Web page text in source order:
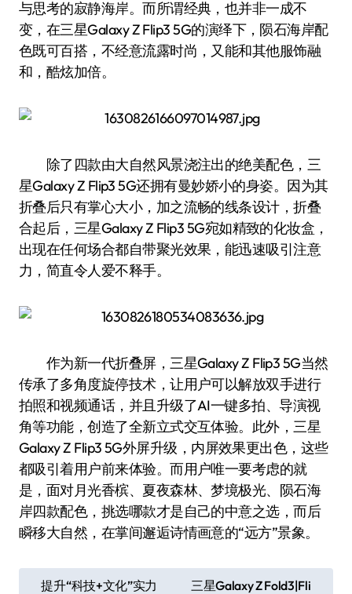
与思考的寂静海岸。而所谓经典，也并非一成不
变，在三星Galaxy Z Flip3 5G的演绎下，陨石海岸配
色既可百搭，不经意流露时尚，又能和其他服饰融
和，酷炫加倍。
除了四款由大自然风景浇注出的绝美配色，三
星Galaxy Z Flip3 5G还拥有曼妙娇小的身姿。因为其
折叠后只有掌心大小，加之流畅的线条设计，折叠
合起后，三星Galaxy Z Flip3 5G宛如精致的化妆盒，
出现在任何场合都自带聚光效果，能迅速吸引注意
力，简直令人爱不释手。
作为新一代折叠屏，三星Galaxy Z Flip3 5G当然
传承了多角度旋停技术，让用户可以解放双手进行
拍照和视频通话，并且升级了AI一键多拍、导演视
角等功能，创造了全新立式交互体验。此外，三星
Galaxy Z Flip3 5G外屏升级，内屏效果更出色，这些
都吸引着用户前来体验。而用户唯一要考虑的就
是，面对月光香槟、夏夜森林、梦境极光、陨石海
岸四款配色，挑选哪款才是自己的中意之选，而后
瞬移大自然，在掌间邂逅诗情画意的“远方”景象。
提升“科技+文化”实力
三星Galaxy Z Fold3|Fli